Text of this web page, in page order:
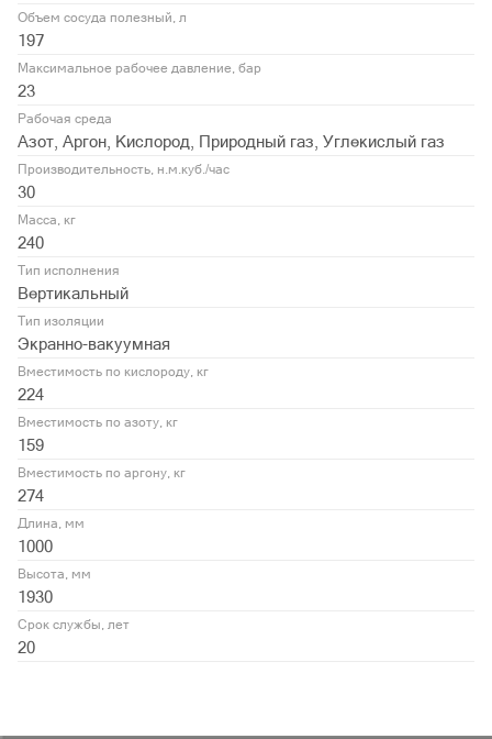
Объем сосуда полезный, л
197
Максимальное рабочее давление, бар
23
Рабочая среда
Азот, Аргон, Кислород, Природный газ, Углекислый газ
Производительность, н.м.куб./час
30
Масса, кг
240
Тип исполнения
Вертикальный
Тип изоляции
Экранно-вакуумная
Вместимость по кислороду, кг
224
Вместимость по азоту, кг
159
Вместимость по аргону, кг
274
Длина, мм
1000
Высота, мм
1930
Срок службы, лет
20